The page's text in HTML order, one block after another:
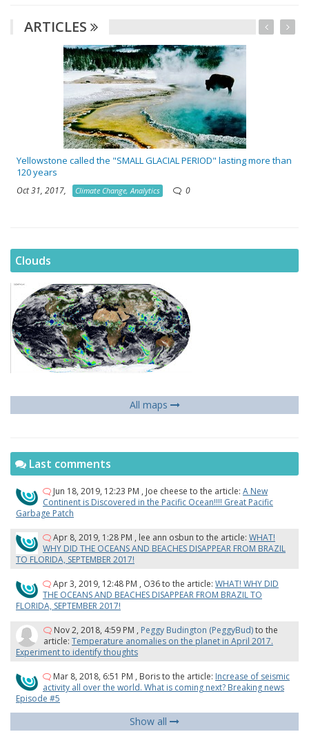
ARTICLES
Yellowstone called the "SMALL GLACIAL PERIOD" lasting more than
120 years
Oct 31, 2017, Climate Change, Analytics 0
Clouds
All maps
Last comments
Jun 18, 2019, 12:23 PM , Joe cheese to the article: A New
Continent is Discovered in the Pacific Ocean!!!! Great Pacific
Garbage Patch
Apr 8, 2019, 1:28 PM , lee ann osbun to the article: WHAT!
WHY DID THE OCEANS AND BEACHES DISAPPEAR FROM BRAZIL
TO FLORIDA, SEPTEMBER 2017!
Apr 3, 2019, 12:48 PM , O36to the article: WHAT! WHY DID
THE OCEANS AND BEACHES DISAPPEAR FROM BRAZIL TO
FLORIDA, SEPTEMBER 2017!
Nov 2, 2018, 4:59 PM , Peggy Budington (PeggyBud)to the
article: Temperature anomalies on the planet in April 2017.
Experiment to identify thoughts
Mar 8, 2018, 6:51 PM , Boristo the article: Increase of seismic
activity all over the world. What is coming next? Breaking news
Episode #5
Show all